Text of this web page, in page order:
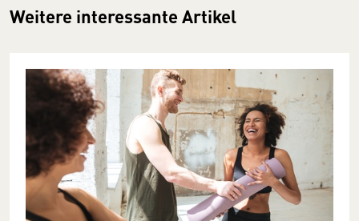
Weitere interessante Artikel